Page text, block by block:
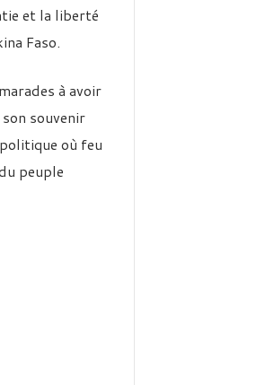
et la liberté
Faso.
à avoir
souvenir
où feu
peuple